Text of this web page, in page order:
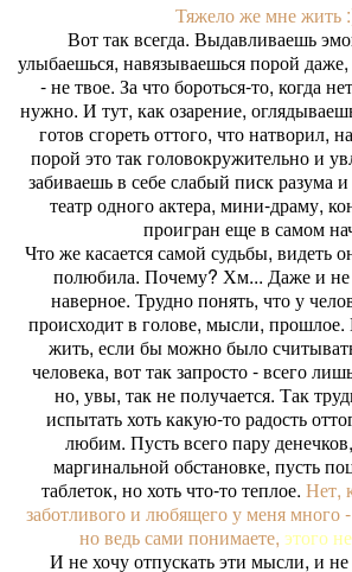
Тяжело же мне жить
Вот так всегда. Выдавливаешь
улыбаешься, навязываешься порой
- не твое. За что бороться-то, когда
нужно. И тут, как озарение,
готов сгореть оттого, что натворил,
порой это так головокружительно и
забиваешь в себе слабый писк разума
театр одного актера, мини-драму,
проигран еще в самом
Что же касается самой судьбы, видеть
полюбила. Почему? Хм... Даже и не
наверное. Трудно понять, что у
происходит в голове, мысли,
жить, если бы можно было
человека, вот так запросто - всего
но, увы, так не получается. Так
испытать хоть какую-то радость
любим. Пусть всего пару
маргинальной обстановке, пусть
таблеток, но хоть что-то теплое. Нет,
заботливого и любящего у меня много
но ведь сами понимаете, этого
И не хочу отпускать эти мысли, и